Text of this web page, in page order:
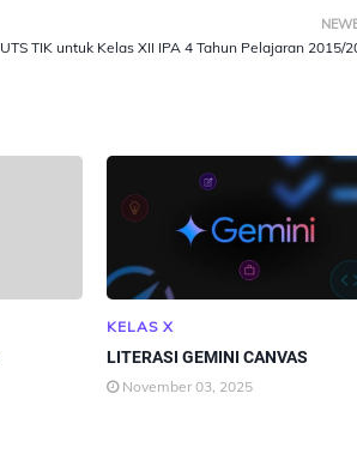
UTS TIK untuk Kelas XII IPA 4 Tahun Pelajaran 2015/
KELAS X
LITERASI GEMINI CANVAS
November 03, 2025